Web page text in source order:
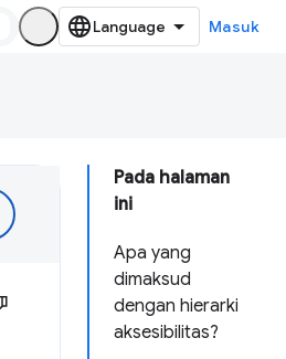
Masuk
Pada halaman
ini
Apa yang
dimaksud
dengan hierarki
aksesibilitas?